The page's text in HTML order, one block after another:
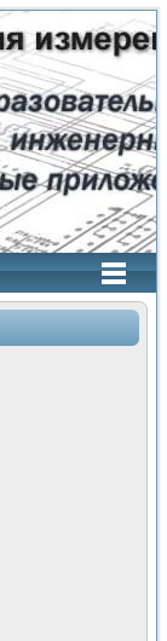
USB"
Интроскан
система
серии СКАН
и т.п.)
параметров